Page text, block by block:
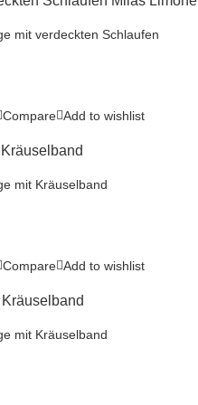
mit verdeckten Schlaufen
Compare Add to wishlist
mit Kräuselband
Compare Add to wishlist
mit Kräuselband